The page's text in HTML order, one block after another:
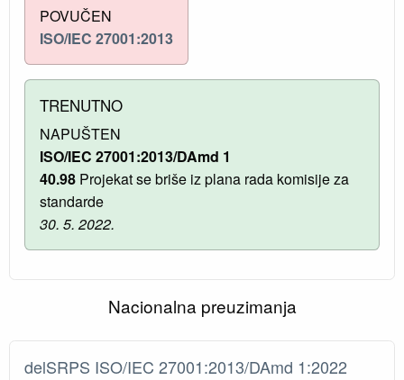
POVUČEN
ISO/IEC 27001:2013
TRENUTNO
NAPUŠTEN
ISO/IEC 27001:2013/DAmd 1
40.98 Projekat se briše iz plana rada komisije za
standarde
30. 5. 2022.
Nacionalna preuzimanja
delSRPS ISO/IEC 27001:2013/DAmd 1:2022